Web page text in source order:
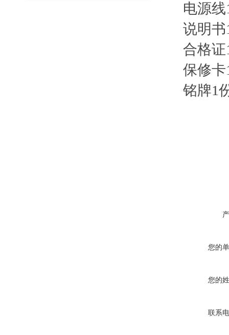
电源线
说明书
合格证
保修卡
铭牌1
您的
您的
联系